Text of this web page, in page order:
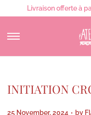
Livraison offerte à
INITIATION
P
25 November, 2024 . by